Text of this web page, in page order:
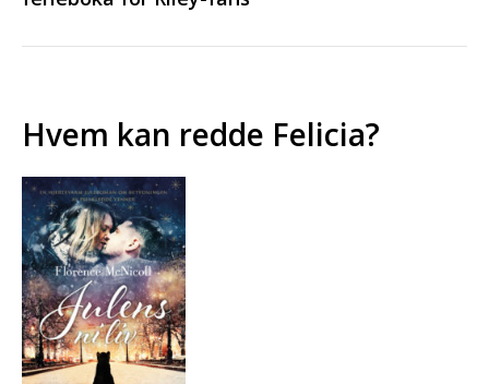
Hvem kan redde Felicia?